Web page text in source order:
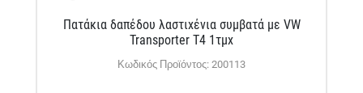
Πατάκια δαπέδου λαστιχένια συμβατά με VW
Transporter T4 1τμχ
Κωδικός Προϊόντος: 200113